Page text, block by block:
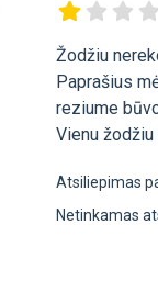
Žodžiu
Paprašius
reziume
Vienu
Atsiliepimas
Netinkamas